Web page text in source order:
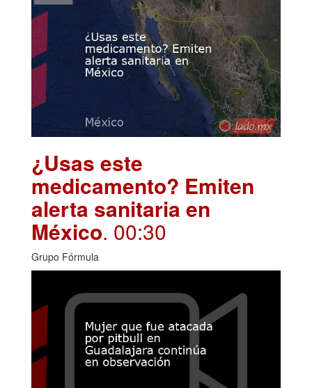
¿Usas este
medicamento? Emiten
alerta sanitaria en
México. 00:30
Grupo Fórmula